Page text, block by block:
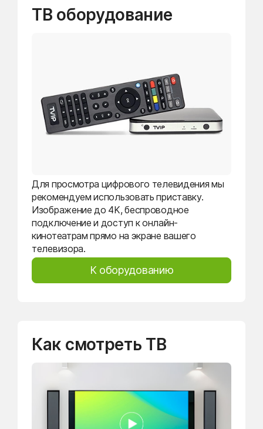
ТВ оборудование
Для просмотра цифрового телевидения мы
рекомендуем использовать приставку.
Изображение до 4K, беспроводное
подключение и доступ к онлайн-
кинотеатрам прямо на экране вашего
телевизора.
К оборудованию
Как смотреть ТВ